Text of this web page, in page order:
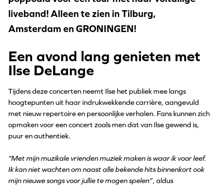
liveband! Alleen te zien in Tilburg,
Amsterdam en GRONINGEN!
Een avond lang genieten met
Ilse DeLange
Tijdens deze concerten neemt Ilse het publiek mee langs
hoogtepunten uit haar indrukwekkende carrière, aangevuld
met nieuw repertoire en persoonlijke verhalen. Fans kunnen zich
opmaken voor een concert zoals men dat van Ilse gewend is,
puur en authentiek.
“Met mijn muzikale vrienden muziek maken is waar ik voor leef.
Ik kan niet wachten om naast alle bekende hits binnenkort ook
mijn nieuwe songs voor jullie te mogen spelen”, aldus